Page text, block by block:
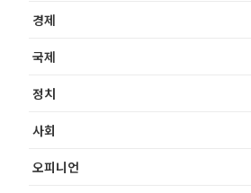
경제
국제
정치
사회
오피니언